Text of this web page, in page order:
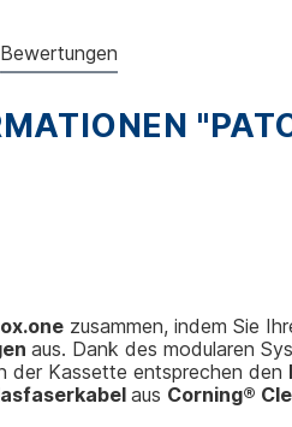
Bewertungen
zusammen, indem Sie
aus. Dank des modularen
der Kassette entsprechen den
aus Corning®